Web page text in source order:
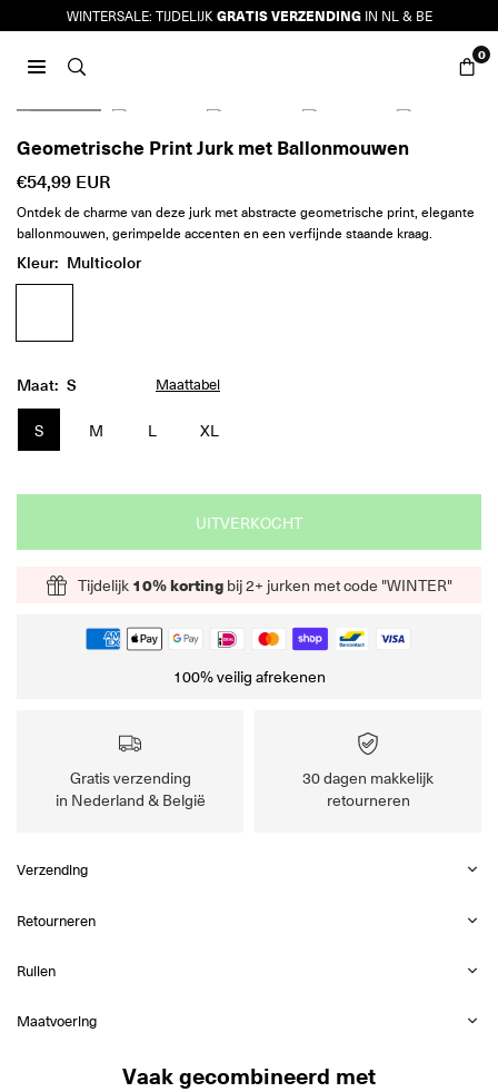
naar
inhoud
WINTERSALE: TIJDELIJKGRATIS VERZENDINGIN NL & BE
0
Geometrische Print Jurk met Ballonmouwen
Reguliere
prijs
€54,99 EUR
Ontdek de charme van deze jurk met abstracte geometrische print, elegante
ballonmouwen, gerimpelde accenten en een verfijnde staande kraag.
Kleur: Multicolor
Maat: S Maattabel
S M L XL
UITVERKOCHT
Tijdelijk 10% kortingbij 2+ jurken met code "WINTER"
100% veilig afrekenen
Gratis verzending
in Nederland & België
30 dagen makkelijk
retourneren
Verzending
Retourneren
Ruilen
Maatvoering
Vaak gecombineerd met